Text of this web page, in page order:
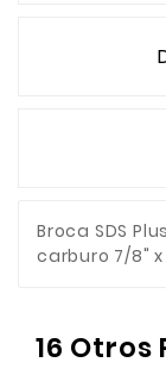
Broca SDS
carburo 7/8" x
16 Otros